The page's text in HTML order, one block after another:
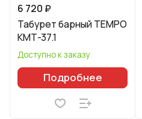
6 720 ₽
Табурет барный TEMPO
КМТ-37.1
Доступно к заказу
Подробнее